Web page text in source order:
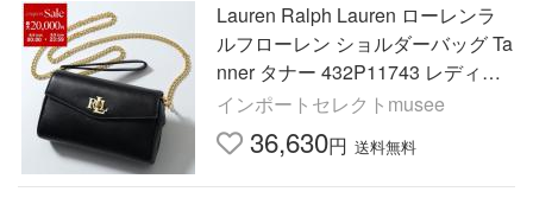
Lauren Ralph Lauren ローレンラ
ルフローレン ショルダーバッグ Ta
nner タナー 432P11743 レディー
ス レザー ウォレットチェーン ロ
ゴ 鞄 002/BLACK
インポートセレクトmusee
36,630円 送料無料